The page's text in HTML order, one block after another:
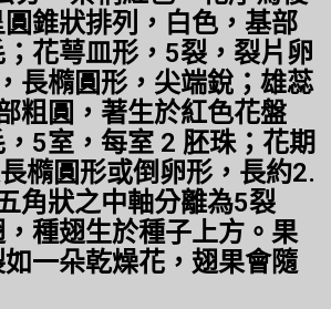
錐狀排列，白色，基部
花萼皿形，5裂，裂片卵
長橢圓形，尖端銳；雄蕊
粗圓，著生於紅色花盤
5室，每室 2 胚珠；花期
橢圓形或倒卵形，長約2.
角狀之中軸分離為5裂
種翅生於種子上方。果
一朵乾燥花，翅果會隨